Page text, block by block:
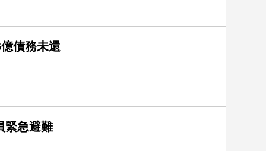
債務未還
緊急避難